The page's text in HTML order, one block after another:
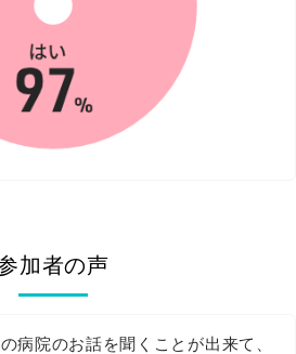
加者の声
病院のお話を聞くことが出来て、